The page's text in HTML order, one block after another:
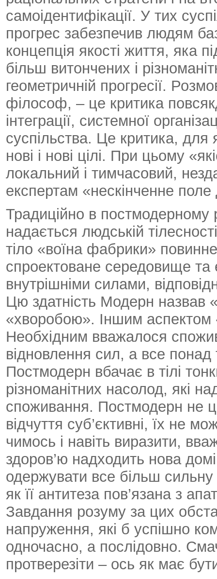
самоідентифікації. У тих
прогрес забезпечив людям
концепція якості життя, яка
більш витончених і
геометричній прогресії.
філософ, – це критика
інтеграції, системної
суспільства. Це критика, для
нові і нові цілі. При цьому
локальний і тимчасовий,
експертам «нескінченне поле
Традиційно в постмодерному
надається людській
тіло «воїна фабрики»
спроектоване середовище та
внутрішніми силами,
Цю здатність Модерн назвав
«хворобою». Іншим аспектом
Необхідним вважалося
відновлення сил, а все
Постмодерн вбачає в тілі
різноманітних насолод, які
споживання. Постмодерн не
відчуття суб’єктивні, їх не
чимось і навіть виразити,
здоров’ю надходить нова
одержувати все більш сильну
як її антитеза пов’язана з
Завдання розуму за цих
напруження, які б успішно
одночасно, а послідовно.
протверезіти – ось як має